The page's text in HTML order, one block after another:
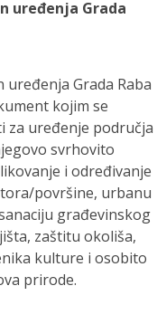
uređenja Grada
Grada Raba
kojim se
za uređenje područja
svrhovito
i određivanje
površine, urbanu
građevinskog
zaštitu okoliša,
kulture i osobito
prirode.